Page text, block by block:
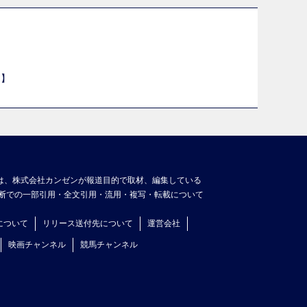
株式会社カンゼンが報道目的で取材、編集している
の一部引用・全文引用・流用・複写・転載について
ついて リリース送付先について 運営会社
映画チャンネル 競馬チャンネル